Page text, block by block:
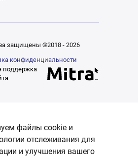
защищены ©2018 - 2026
конфиденциальности
поддержка
файлы cookie и
отслеживания для
и улучшения вашего